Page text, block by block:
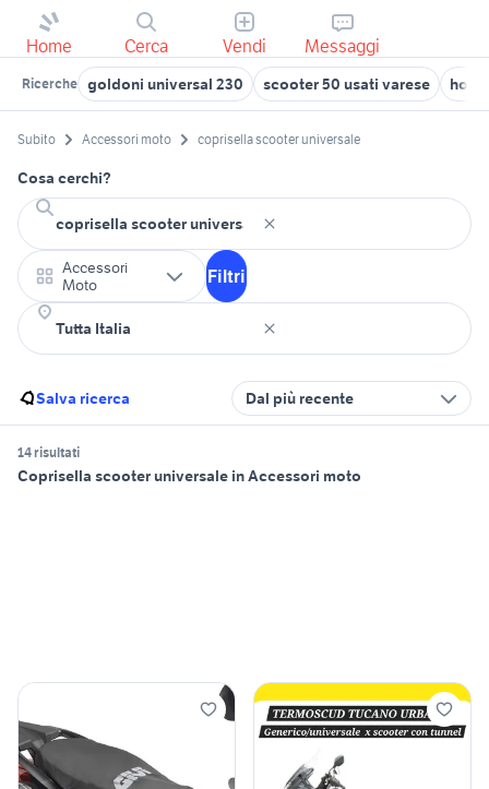
Home Cerca Vendi Messaggi
Ricerche goldoni universal 230 scooter 50 usati varese
Subito Accessori moto coprisella scooter universale
Cosa cerchi?
Accessori
Moto
Filtri
Salva ricerca Dal più recente
14 risultati
Coprisella scooter universale in Accessori moto